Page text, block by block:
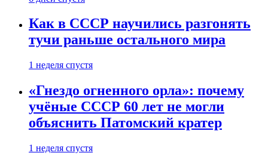
Как в СССР научились разгонять
тучи раньше остального мира
1 неделя спустя
«Гнездо огненного орла»: почему
учёные СССР 60 лет не могли
объяснить Патомский кратер
1 неделя спустя